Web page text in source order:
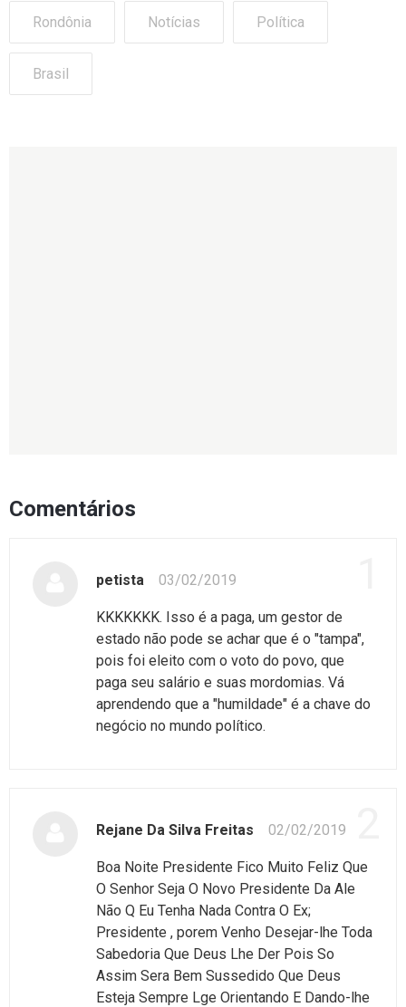
Rondônia Notícias Política
Brasil
Comentários
petista 03/02/2019
KKKKKKK. Isso é a paga, um gestor de
estado não pode se achar que é o "tampa",
pois foi eleito com o voto do povo, que
paga seu salário e suas mordomias. Vá
aprendendo que a "humildade" é a chave do
negócio no mundo político.
Rejane Da Silva Freitas 02/02/2019
Boa Noite Presidente Fico Muito Feliz Que
O Senhor Seja O Novo Presidente Da Ale
Não Q Eu Tenha Nada Contra O Ex;
Presidente , porem Venho Desejar-lhe Toda
Sabedoria Que Deus Lhe Der Pois So
Assim Sera Bem Sussedido Que Deus
Esteja Sempre Lge Orientando E Dando-lhe